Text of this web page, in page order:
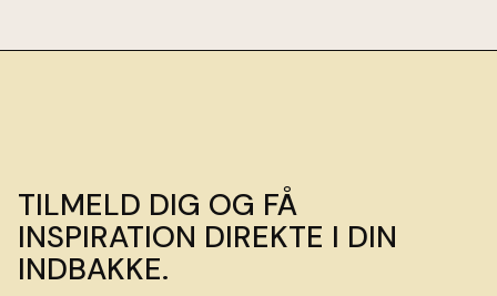
TILMELD DIG OG FÅ
INSPIRATION DIREKTE I DIN
INDBAKKE.